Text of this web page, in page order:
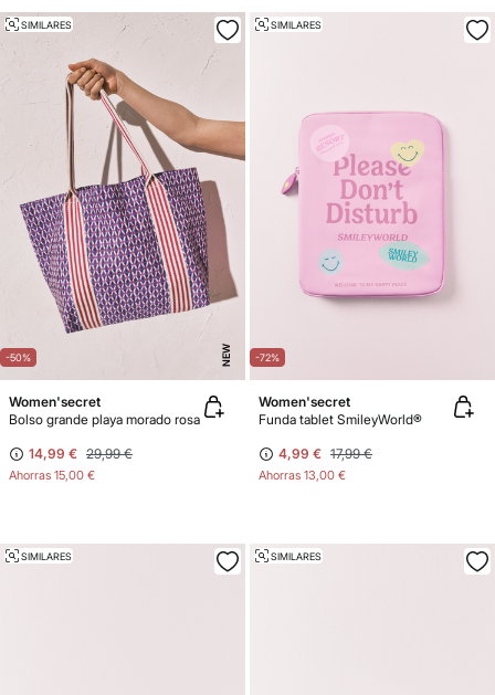
-50% NEW
SIMILARES
Women'secret
Bolso grande playa morado rosa
14,99 € 29,99 €
Ahorras 15,00 €
-72%
SIMILARES
Women'secret
Funda tablet SmileyWorld®
4,99 € 17,99 €
Ahorras 13,00 €
SIMILARES SIMILARES